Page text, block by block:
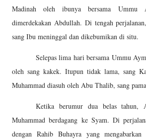
Madinah oleh ibunya bersama Ummu
dimerdekakan Abdullah. Di tengah
sang Ibu meninggal dan dikebumikan di situ.
Selepas lima hari bersama Ummu
oleh sang kakek. Itupun tidak lama, sang
Muhammad diasuh oleh Abu Thalib, sang
Ketika berumur dua belas tahun,
Muhammad berdagang ke Syam. Di
dengan Rahib Buhayra yang mengabarkan